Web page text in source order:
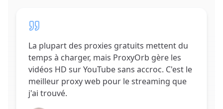
La plupart des proxies gratuits mettent du
temps à charger, mais ProxyOrb gère les
vidéos HD sur YouTube sans accroc. C'est le
meilleur proxy web pour le streaming que
j'ai trouvé.